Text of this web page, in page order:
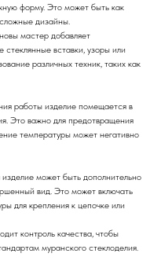
форму. Это может быть как
дизайны.
мастер добавляет
вставки, узоры или
различных техник, таких как
работы изделие помещается в
Это важно для предотвращения
температуры может негативно
может быть дополнительно
вид. Это может включать
для крепления к цепочке или
контроль качества, чтобы
муранского стеклоделия.